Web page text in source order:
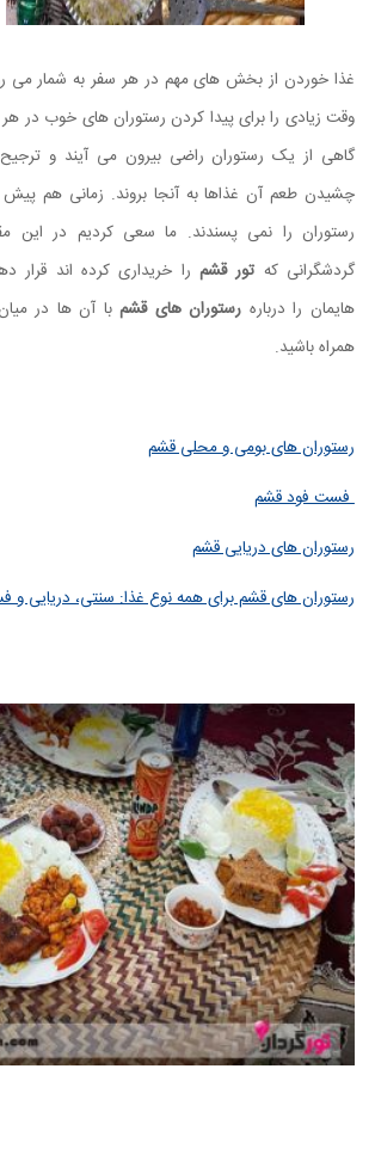
غذا خوردن از بخش های مهم در هر سفر به شمار می
وقت زیادی را برای پیدا کردن رستوران های خوب در
گاهی از یک رستوران راضی بیرون می آیند و
چشیدن طعم آن غذاها به آنجا بروند. زمانی هم
رستوران را نمی پسندند. ما سعی کردیم در این
گردشگرانی که تور قشم را خریداری کرده اند قرار
هایمان را درباره رستوران های قشمبا آن ها در
همراه باشید.
رستوران های بومی و محلی قشم
فست فود قشم
رستوران های دریایی قشم
رستوران های قشم برای همه نوع غذا: سنتی، دریایی